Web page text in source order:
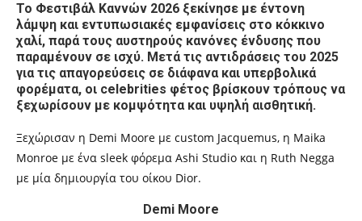
Το Φεστιβάλ Καννών 2026 ξεκίνησε με έντονη
λάμψη και εντυπωσιακές εμφανίσεις στο κόκκινο
χαλί, παρά τους αυστηρούς κανόνες ένδυσης που
παραμένουν σε ισχύ. Μετά τις αντιδράσεις του 2025
για τις απαγορεύσεις σε διάφανα και υπερβολικά
φορέματα, οι celebrities φέτος βρίσκουν τρόπους να
ξεχωρίσουν με κομψότητα και υψηλή αισθητική.
Ξεχώρισαν η Demi Moore με custom Jacquemus, η Maika
Monroe με ένα sleek φόρεμα Ashi Studio και η Ruth Negga
με μία δημιουργία του οίκου Dior.
Demi Moore